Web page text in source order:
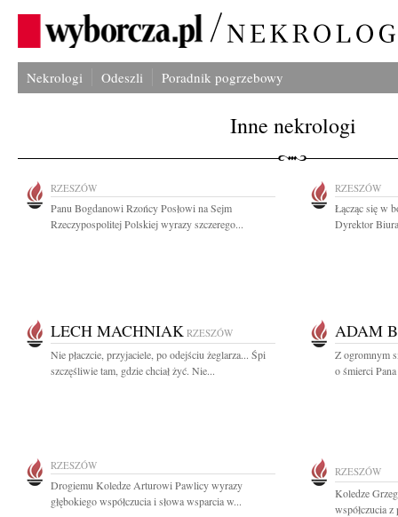
Nekrologi Odeszli Poradnik pogrzebowy
Inne nekrologi
RZESZÓW
Panu Bogdanowi Rzońcy Posłowi na Sejm
Rzeczypospolitej Polskiej wyrazy szczerego...
RZESZÓW
Łącząc się w
Dyrektor
LECH MACHNIAK RZESZÓW
Nie płaczcie, przyjaciele, po odejściu żeglarza... Śpi
szczęśliwie tam, gdzie chciał żyć. Nie...
ADAM
Z ogromnym
o śmierci
RZESZÓW
Drogiemu Koledze Arturowi Pawlicy wyrazy
głębokiego współczucia i słowa wsparcia w...
RZESZÓW
Koledze
współczucia